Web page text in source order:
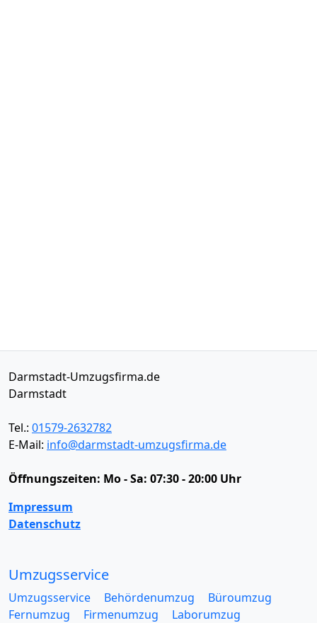
Darmstadt-Umzugsfirma.de
Darmstadt
Tel.: 01579-2632782
E-Mail: info@darmstadt-umzugsfirma.de
Öffnungszeiten: Mo - Sa: 07:30 - 20:00 Uhr
Impressum
Datenschutz
Umzugsservice
Umzugsservice Behördenumzug
Büroumzug
Fernumzug
Firmenumzug
Laborumzug